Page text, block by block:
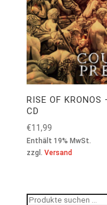
RISE OF
CD
€11,99
Enthält 19% MwSt.
zzgl. Versand
Suchen